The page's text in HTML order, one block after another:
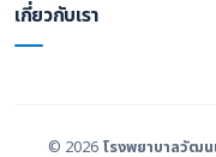
เกี่ยวกับเรา
© 2026 โรงพยาบาลวัฒ